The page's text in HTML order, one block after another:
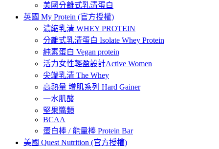
美國分離式乳清蛋白
英國 My Protein (官方授權)
濃縮乳清 WHEY PROTEIN
分離式乳清蛋白 Isolate Whey Protein
純素蛋白 Vegan protein
活力女性輕盈設計Active Women
尖端乳清 The Whey
高熱量 增肌系列 Hard Gainer
一水肌酸
堅果醬類
BCAA
蛋白棒 / 能量棒 Protein Bar
美國 Quest Nutrition (官方授權)